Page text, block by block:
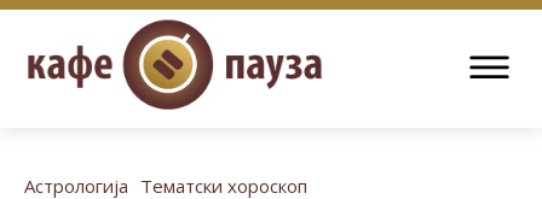
Астрологија Тематски хороскоп